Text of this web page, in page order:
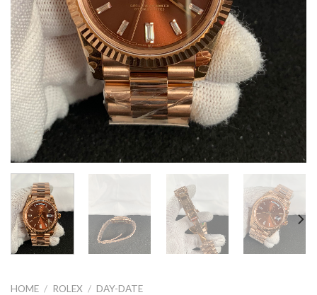
HOME / ROLEX / DAY-DATE